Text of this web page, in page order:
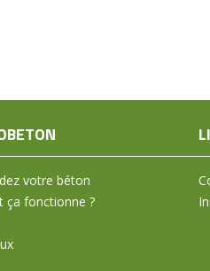
votre béton
ça fonctionne ?